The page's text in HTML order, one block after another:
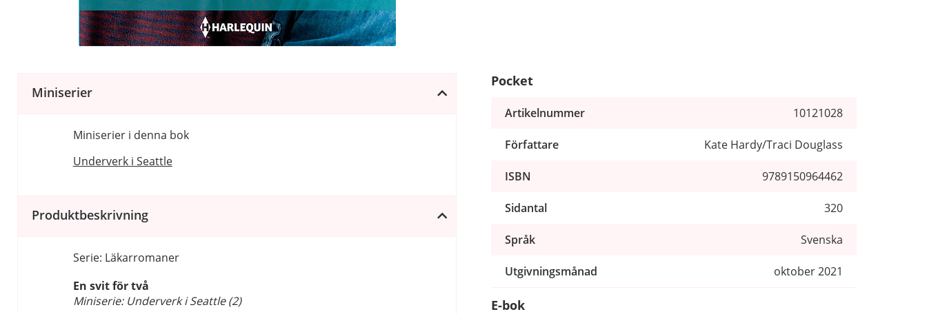
Miniserier
Miniserier i denna bok
Underverk i Seattle
Produktbeskrivning
Serie: Läkarromaner
En svit för två
Miniserie: Underverk i Seattle (2)
Pocket
Artikelnummer 10121028
Författare Kate Hardy/Traci Douglass
ISBN 9789150964462
Sidantal 320
Språk Svenska
Utgivningsmånad oktober 2021
E-bok